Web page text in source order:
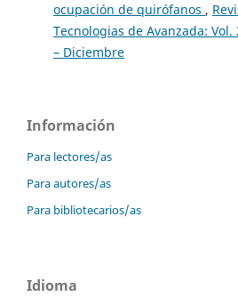
ocupación de quirófanos ,
Tecnologias de Avanzada:
– Diciembre
Información
Para lectores/as
Para autores/as
Para bibliotecarios/as
Idioma